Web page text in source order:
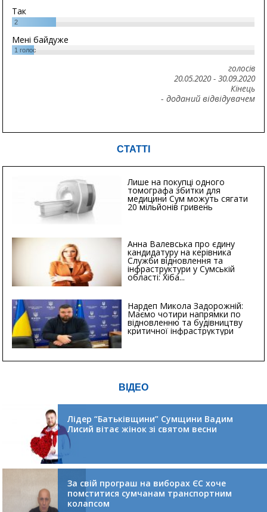
Так
2
Мені байдуже
1 голос
голосів
20.05.2020- 30.09.2020
Кінець
- доданий відвідувачем
СТАТТІ
Лише на покупці одного
томографа збитки для
медицини Сум можуть сягати
20 мільйонів гривень
Анна Валевська про єдину
кандидатуру на керівника
Служби відновлення та
інфраструктури у Сумській
області: Хіба...
Нардеп Микола Задорожній:
Маємо чотири напрямки по
відновленню та будівництву
критичної інфраструктури
ВІДЕО
Лідер “Батьківщини” Сумщини Вадим
Лисий вітає жінок зі святом весни
За свій програш на виборах ЄС хоче
помститися сумчанам транспортним
колапсом